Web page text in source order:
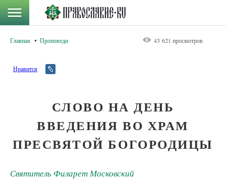
Главная Проповеди 43 621 просмотров
Нравится
СЛОВО НА ДЕНЬ
ВВЕДЕНИЯ ВО ХРАМ
ПРЕСВЯТОЙ БОГОРОДИЦЫ
Святитель Филарет Московский